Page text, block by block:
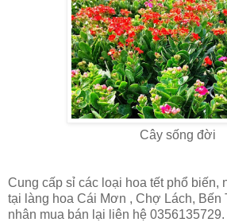
Cây sống đời
Cung cấp sỉ các loại hoa tết phổ biến,
tại làng hoa Cái Mơn , Chợ Lách, Bến
nhân mua bán lại liên hệ 0356135729.